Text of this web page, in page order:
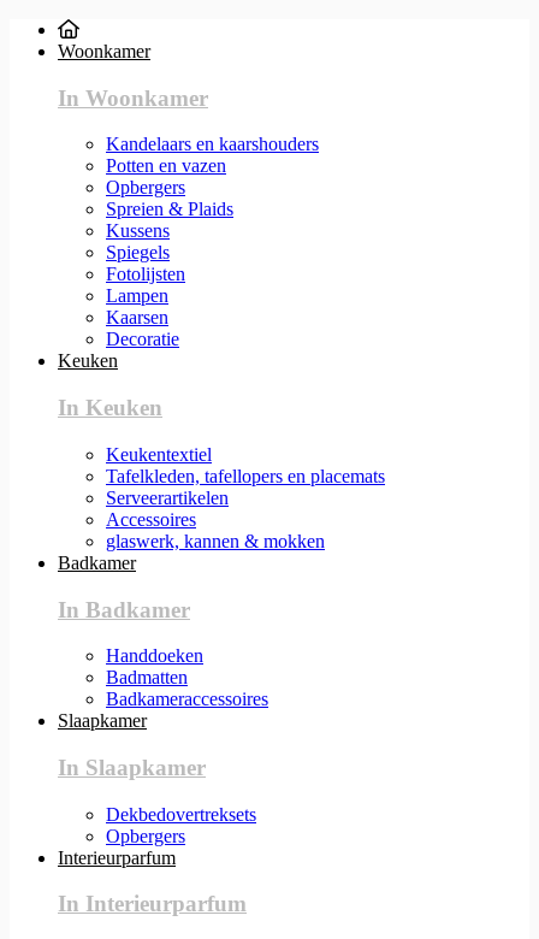
Woonkamer
In Woonkamer
Kandelaars en kaarshouders
Potten en vazen
Opbergers
Spreien & Plaids
Kussens
Spiegels
Fotolijsten
Lampen
Kaarsen
Decoratie
Keuken
In Keuken
Keukentextiel
Tafelkleden, tafellopers en placemats
Serveerartikelen
Accessoires
glaswerk, kannen & mokken
Badkamer
In Badkamer
Handdoeken
Badmatten
Badkameraccessoires
Slaapkamer
In Slaapkamer
Dekbedovertreksets
Opbergers
Interieurparfum
In Interieurparfum